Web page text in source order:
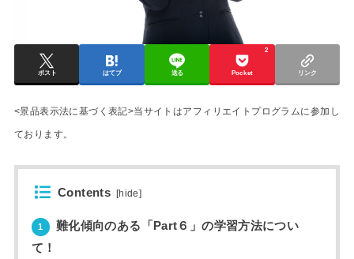
ポスト はてブ 送る Pocket
2
リンク
<景品表示法に基づく表記>当サイトはアフィリエイトプログラムに参加し
ております。
Contents [hide]
1
難化傾向のある「Part６」の学習方法につい
て！